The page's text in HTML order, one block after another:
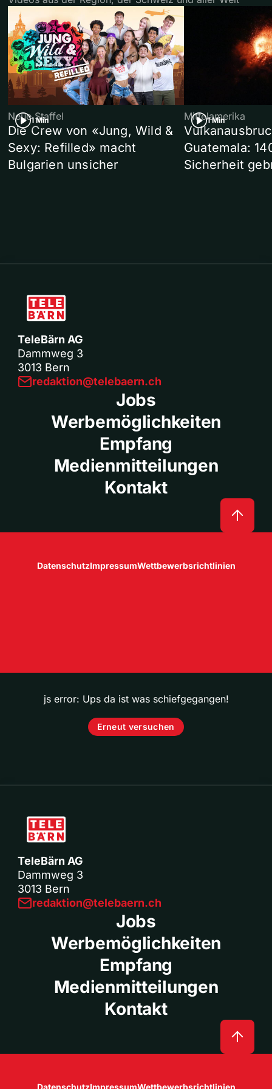
1 Min
Neue Staffel
Die Crew von «Jung, Wild &
Sexy: Refilled» macht
Bulgarien unsicher
1 Min
Mittelamerika
Guatemala:
Sicherheit
TeleBärn AG
Dammweg 3
3013 Bern
redaktion@telebaern.ch
Jobs
Werbemöglichkeiten
Empfang
Medienmitteilungen
Kontakt
DatenschutzImpressumWettbewerbsrichtlinien
js error: Ups da ist was schiefgegangen!
Erneut versuchen
TeleBärn AG
Dammweg 3
3013 Bern
redaktion@telebaern.ch
Jobs
Werbemöglichkeiten
Empfang
Medienmitteilungen
Kontakt
DatenschutzImpressumWettbewerbsrichtlinien